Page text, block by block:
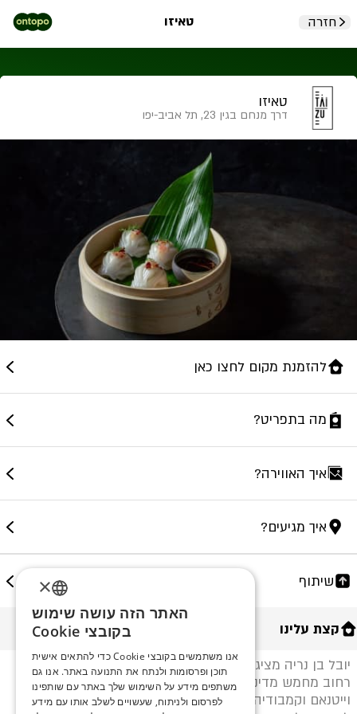
חזרה טאיזו
טאיזו
דרך מנחם בגין 23, תל אביב-יפו
להזמנת מקום לחצו כאן
מה בתפריט?
איך האווירה?
איך מגיעים?
שיתוף
קצת עלינו
יובל בן נריה מציג אינטרפרטציה אישית ומקומית למאכלי
רחוב מחמש מדינות בדרום מזרח אסיה: הודו, סין, תאילנד,
וייטנאם וקמבודיה. טרם פתיחת המסעדה יצא בן נריה
ENGLISH
SERBIA
HEBREW
×
האתר הזה עושה שימוש
בקובצי Cookie
אנו משתמשים בקובצי Cookie כדי להתאים אישית
תוכן ופרסומות ולנתח את התנועה באתר. אנו גם
משתפים מידע על השימוש שלך באתר עם שותפינו
לפרסום ולניתוח, שעשויים לשלב אותו עם מידע